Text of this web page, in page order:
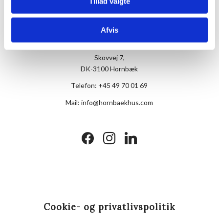
Afvis
Hotel Hornbækhus
Skovvej 7,
DK-3100 Hornbæk
Telefon: +45 49 70 01 69
Mail:info@hornbaekhus.com
facebookinstagramlinkedin
Cookie- og privatlivspolitik